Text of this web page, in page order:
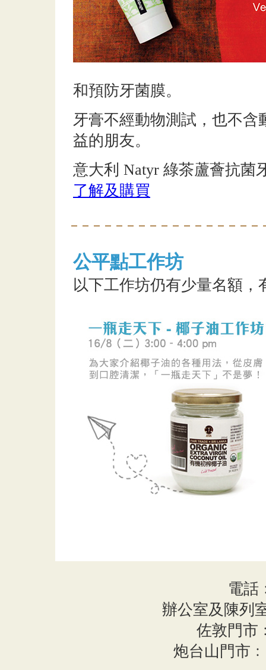
和預防牙菌膜。
牙膏不經動物測試，也不
益的朋友。
意大利 Natyr 綠茶蘆薈抗菌
了解及購買
公平點工作坊
以下工作坊仍有少量名額
電話
辦公室及陳列
佐敦門市
炮台山門市